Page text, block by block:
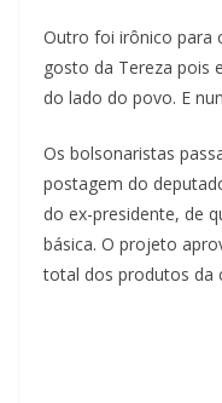
Outro foi irônico para
gosto da Tereza pois
do lado do povo. E
Os bolsonaristas
postagem do
do ex-presidente, de
básica. O projeto
total dos produtos da